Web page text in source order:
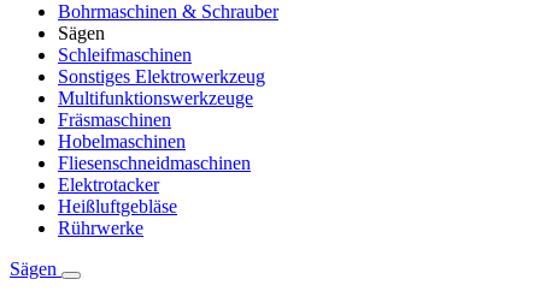
Bohrmaschinen & Schrauber
Sägen
Schleifmaschinen
Sonstiges Elektrowerkzeug
Multifunktionswerkzeuge
Fräsmaschinen
Hobelmaschinen
Fliesenschneidmaschinen
Elektrotacker
Heißluftgebläse
Rührwerke
Sägen